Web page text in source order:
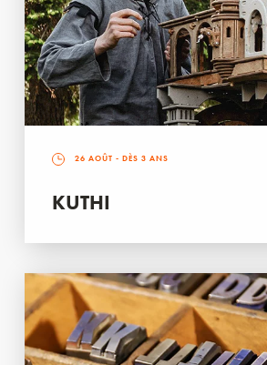
26 AOÛT - DÈS 3 ANS
KUTHI